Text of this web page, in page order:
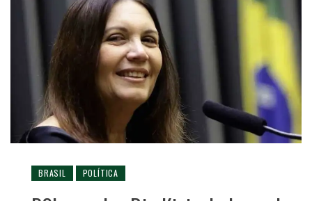
BRASIL POLÍTICA